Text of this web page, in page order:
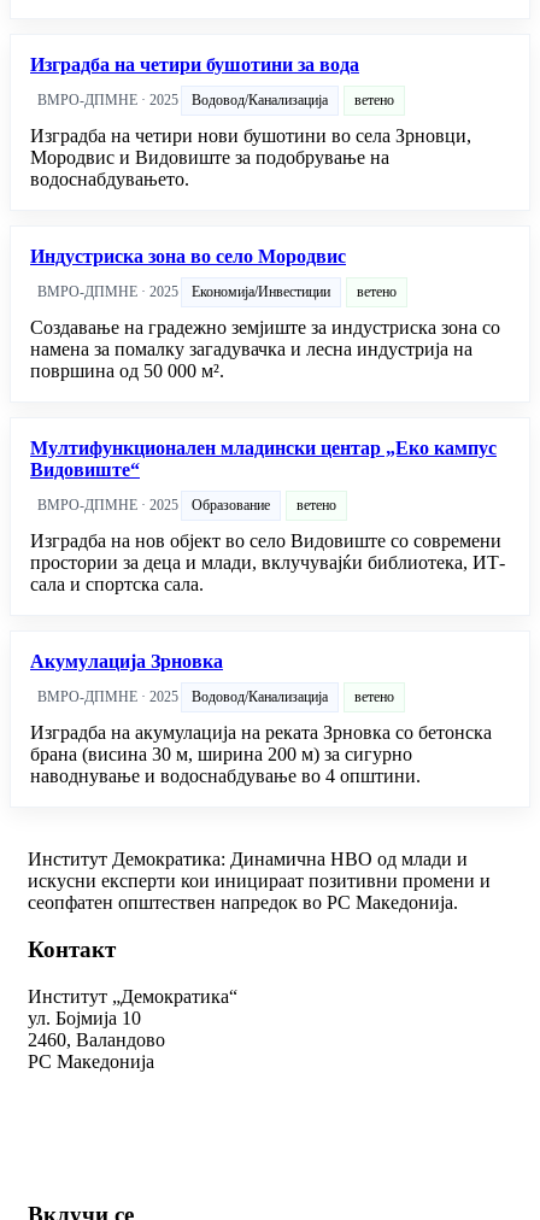
Изградба на четири бушотини за вода
ВМРО-ДПМНЕ · 2025 Водовод/Канализација ветено
Изградба на четири нови бушотини во села Зрновци,
Мородвис и Видовиште за подобрување на
водоснабдувањето.
Индустриска зона во село Мородвис
ВМРО-ДПМНЕ · 2025 Економија/Инвестиции ветено
Создавање на градежно земјиште за индустриска зона со
намена за помалку загадувачка и лесна индустрија на
површина од 50 000 м².
Мултифункционален младински центар „Еко кампус
Видовиште“
ВМРО-ДПМНЕ · 2025 Образование ветено
Изградба на нов објект во село Видовиште со современи
простории за деца и млади, вклучувајќи библиотека, ИТ-
сала и спортска сала.
Акумулација Зрновка
ВМРО-ДПМНЕ · 2025 Водовод/Канализација ветено
Изградба на акумулација на реката Зрновка со бетонска
брана (висина 30 м, ширина 200 м) за сигурно
наводнување и водоснабдување во 4 општини.
Институт Демократика: Динамична НВО од млади и
искусни експерти кои иницираат позитивни промени и
сеопфатен општествен напредок во РС Македонија.
Контакт
Институт „Демократика“
ул. Бојмија 10
2460, Валандово
РС Македонија
Вклучи се